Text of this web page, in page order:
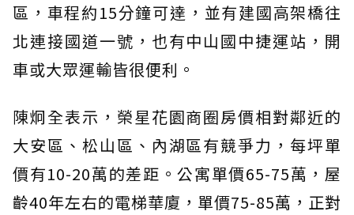
區，車程約15分鐘可達，並有建國高架橋往
北連接國道一號，也有中山國中捷運站，開
車或大眾運輸皆很便利。
陳炯全表示，榮星花園商圈房價相對鄰近的
大安區、松山區、內湖區有競爭力，每坪單
價有10-20萬的差距。公寓單價65-75萬，屋
齡40年左右的電梯華廈，單價75-85萬，正對